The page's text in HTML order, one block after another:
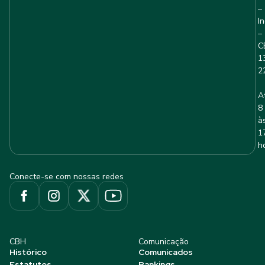
–
–
8
Conecte-se com nossas redes
CBH
Histórico
Comunicação
Comunicados